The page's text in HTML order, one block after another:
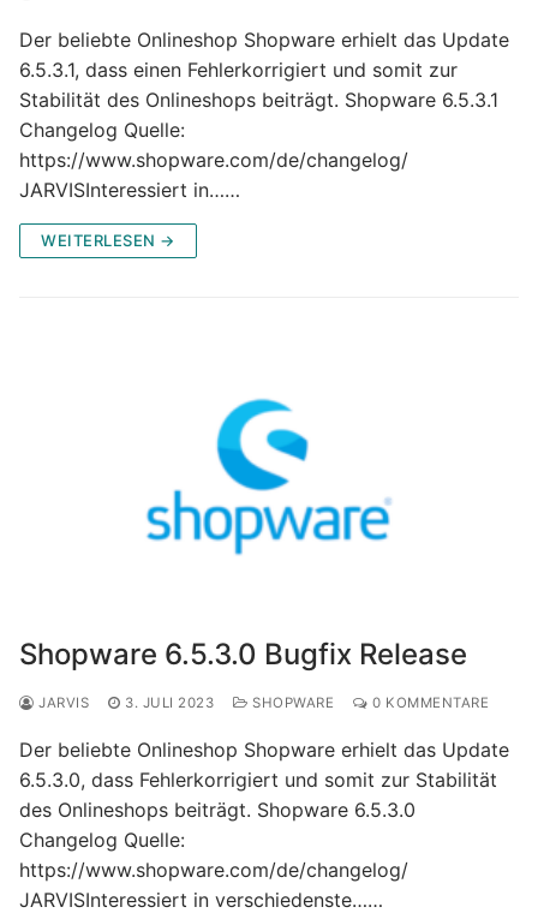
Der beliebte Onlineshop Shopware erhielt das Update
6.5.3.1, dass einen Fehlerkorrigiert und somit zur
Stabilität des Onlineshops beiträgt. Shopware 6.5.3.1
Changelog Quelle:
https://www.shopware.com/de/changelog/
JARVISInteressiert in……
WEITERLESEN →
Shopware 6.5.3.0 Bugfix Release
JARVIS 3. JULI 2023 SHOPWARE 0 KOMMENTARE
Der beliebte Onlineshop Shopware erhielt das Update
6.5.3.0, dass Fehlerkorrigiert und somit zur Stabilität
des Onlineshops beiträgt. Shopware 6.5.3.0
Changelog Quelle:
https://www.shopware.com/de/changelog/
JARVISInteressiert in verschiedenste……